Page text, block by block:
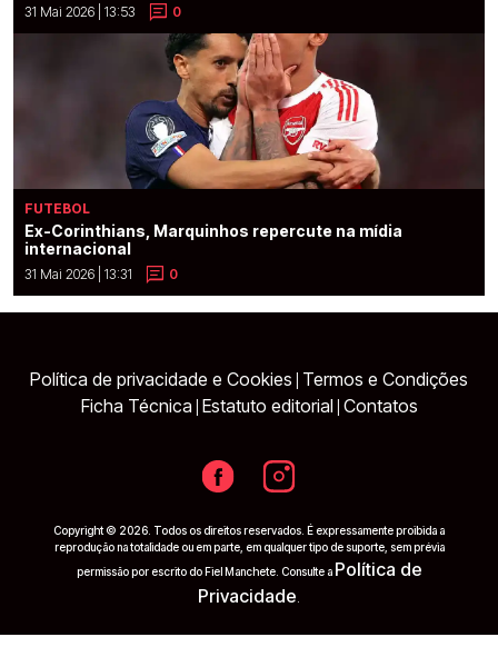
31 Mai 2026 | 13:53 0
FUTEBOL
Ex-Corinthians, Marquinhos repercute na mídia
internacional
31 Mai 2026 | 13:31 0
Política de privacidade e Cookies Termos e Condições
Ficha Técnica Estatuto editorial Contatos
Copyright © 2026. Todos os direitos reservados. É expressamente proibida a
reprodução na totalidade ou em parte, em qualquer tipo de suporte, sem prévia
permissão por escrito do Fiel Manchete. Consulte a Política de
Privacidade